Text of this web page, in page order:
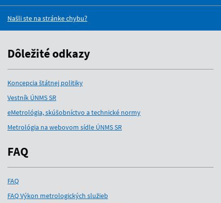
Našli ste na stránke chybu?
Dôležité odkazy
Koncepcia štátnej politiky
Vestník ÚNMS SR
eMetrológia, skúšobníctvo a technické normy
Metrológia na webovom sídle ÚNMS SR
FAQ
FAQ
FAQ Výkon metrologických služieb